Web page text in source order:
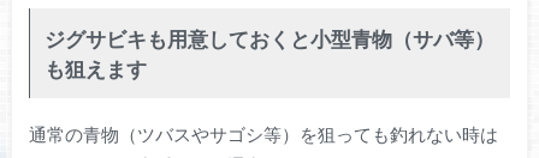
ジグサビキも用意しておくと小型青物（サバ等）
も狙えます
通常の青物（ツバスやサゴシ等）を狙っても釣れない時は